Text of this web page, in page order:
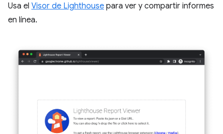
Usa el Visor de Lighthouse para ver y compartir informes
en línea.